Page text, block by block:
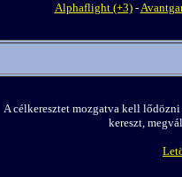
Alphaflight (+3)-
A célkeresztet mozgatva kell
kereszt,